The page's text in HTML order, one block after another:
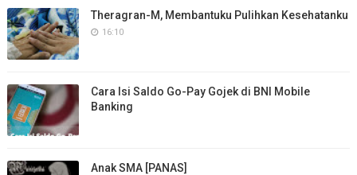
Theragran-M, Membantuku Pulihkan Kesehatanku
16:10
Cara Isi Saldo Go-Pay Gojek di BNI Mobile
Banking
Anak SMA [PANAS]